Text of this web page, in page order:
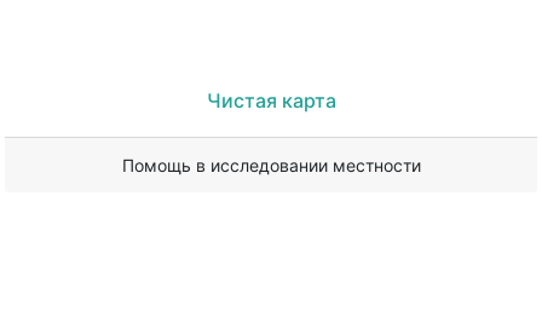
Чистая карта
Помощь в исследовании местности